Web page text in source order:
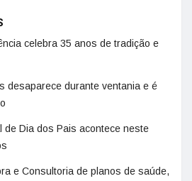
celebra 35 anos de tradição e
desaparece durante ventania e é
de Dia dos Pais acontece neste
e Consultoria de planos de saúde,